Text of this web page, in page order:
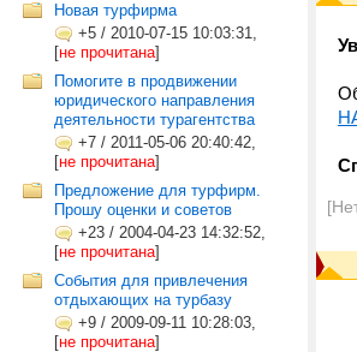
Новая турфирма
+5 / 2010-07-15 10:03:31,
[не прочитана]
Помогите в продвижении
юридического направления
деятельности турагентства
+7 / 2011-05-06 20:40:42,
[не прочитана]
Предложение для турфирм.
Прошу оценки и советов
+23 / 2004-04-23 14:32:52,
[не прочитана]
События для привлечения
отдыхающих на турбазу
+9 / 2009-09-11 10:28:03,
[не прочитана]